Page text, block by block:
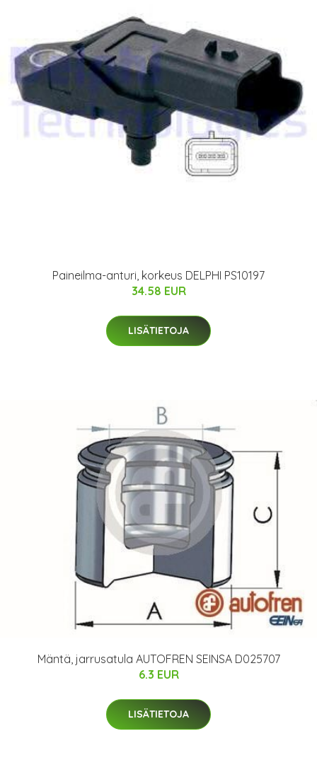
Paineilma-anturi, korkeus DELPHI PS10197
34.58 EUR
LISÄTIETOJA
Mäntä, jarrusatula AUTOFREN SEINSA D025707
6.3 EUR
LISÄTIETOJA